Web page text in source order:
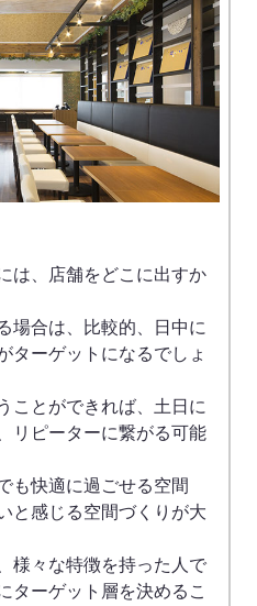
は、店舗をどこに出すか
場合は、比較的、日中に
ターゲットになるでしょ
ことができれば、土日に
リピーターに繋がる可能
も快適に過ごせる空間
と感じる空間づくりが大
様々な特徴を持った人で
ターゲット層を決めるこ